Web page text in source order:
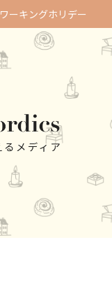
ワーキングホリデー